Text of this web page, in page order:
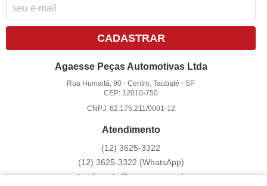
CADASTRAR
Agaesse Peças Automotivas Ltda
Rua Humaitá, 90 -Centro, Taubaté -SP
CEP: 12010-750
CNPJ: 62.175.211/0001-12
Atendimento
(12) 3625-3322
(12) 3625-3322 (WhatsApp)
atendimento@agaesse.com.br